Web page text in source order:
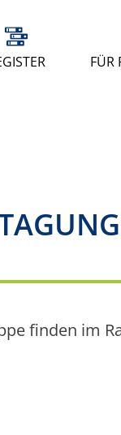
FÜR
finden im